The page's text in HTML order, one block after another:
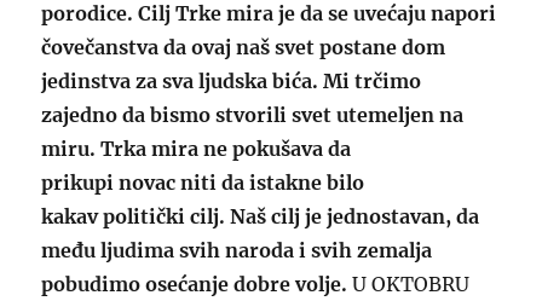
porodice. Cilj Trke mira je da se uvećaju napori
čovečanstva da ovaj naš svet postane dom
jedinstva za sva ljudska bića. Mi trčimo
zajedno da bismo stvorili svet utemeljen na
miru. Trka mira ne pokušava da
prikupi novac niti da istakne bilo
kakav politički cilj. Naš cilj je jednostavan, da
među ljudima svih naroda i svih zemalja
pobudimo osećanje dobre volje. U OKTOBRU